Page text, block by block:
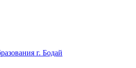
г. Бодай